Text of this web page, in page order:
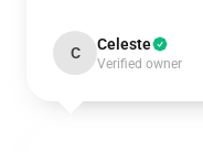
C Celeste
Verified owner